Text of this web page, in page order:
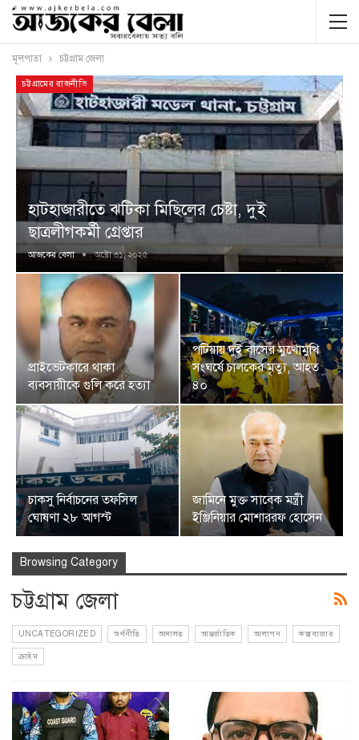
মূলপাতা চট্টগ্রাম জেলা
চট্টগ্রামের রাজনীতি
হাটহাজারীতে ঝটিকা মিছিলের চেষ্টা, দুই
ছাত্রলীগকর্মী গ্রেপ্তার
আজকের বেলা অক্টো ৩১, ২০২৫
প্রাইভেটকারে থাকা
ব্যবসায়ীকে গুলি করে হত্যা
পটিয়ায় দুই বাসের মুখোমুখি
সংঘর্ষে চালকের মৃত্যু, আহত
৪০
চাকসু নির্বাচনের তফসিল
ঘোষণা ২৮ আগস্ট
জামিনে মুক্ত সাবেক মন্ত্রী
ইঞ্জিনিয়ার মোশাররফ হোসেন
Browsing Category
চট্টগ্রাম জেলা
UNCATEGORIZED অর্থনীতি আদালত আন্তর্জাতিক আলাপন
কক্সবাজার
ক্রাইম